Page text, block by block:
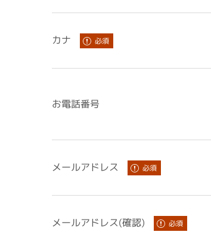
カナ
お電話番号
メールアドレス
メールアドレス(確認)